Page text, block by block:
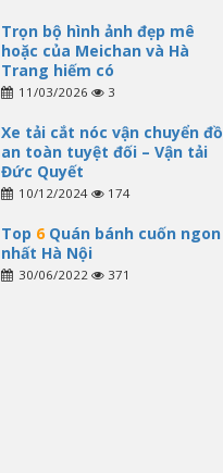
Trọn bộ hình ảnh đẹp mê
hoặc của Meichan và Hà
Trang hiếm có
11/03/2026 3
Xe tải cắt nóc vận chuyển đồ
an toàn tuyệt đối – Vận tải
Đức Quyết
10/12/2024 174
Top 6Quán bánh cuốn ngon
nhất Hà Nội
30/06/2022 371